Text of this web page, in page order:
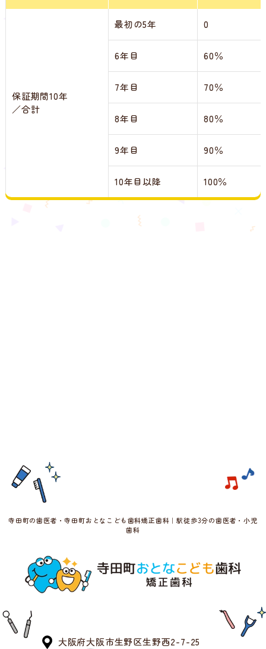
保証期間10年
／合計
最初の5年 0
6年目 60％
7年目 70％
8年目 80％
9年目 90％
10年目以降 100％
寺田町の歯医者・寺田町おとなこども歯科矯正歯科｜駅徒歩3分の歯医者・小児
歯科
大阪府大阪市生野区生野西2-7-25